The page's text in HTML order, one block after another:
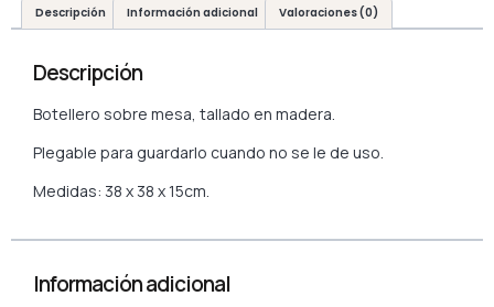
Descripción Información adicional Valoraciones (0)
Descripción
Botellero sobre mesa, tallado en madera.
Plegable para guardarlo cuando no se le de uso.
Medidas: 38 x 38 x 15cm.
Información adicional